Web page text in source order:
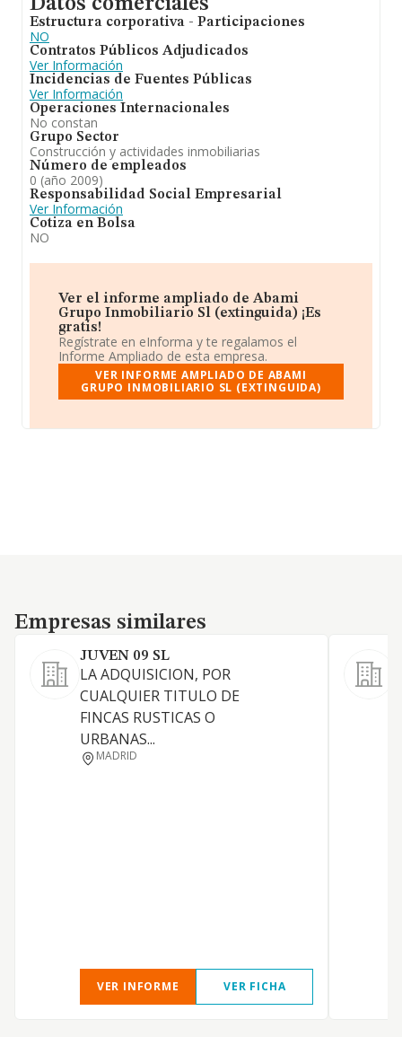
Datos comerciales
Estructura corporativa - Participaciones
NO
Contratos Públicos Adjudicados
Ver Información
Incidencias de Fuentes Públicas
Ver Información
Operaciones Internacionales
No constan
Grupo Sector
Construcción y actividades inmobiliarias
Número de empleados
0 (año 2009)
Responsabilidad Social Empresarial
Ver Información
Cotiza en Bolsa
NO
Ver el informe ampliado de Abami
Grupo Inmobiliario Sl (extinguida) ¡Es
gratis!
Regístrate en eInforma y te regalamos el
Informe Ampliado de esta empresa.
VER INFORME AMPLIADO DE ABAMI
GRUPO INMOBILIARIO SL (EXTINGUIDA)
Empresas similares
Empresas similares
JUVEN 09 SL
LA ADQUISICION, POR
CUALQUIER TITULO DE
FINCAS RUSTICAS O
URBANAS...
MADRID
VER INFORME VER FICHA